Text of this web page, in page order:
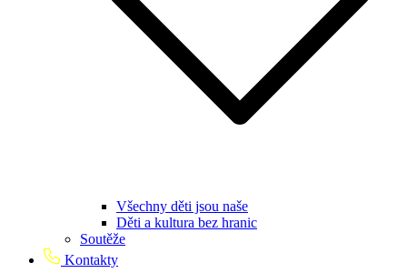
Všechny děti jsou naše
Děti a kultura bez hranic
Soutěže
Kontakty